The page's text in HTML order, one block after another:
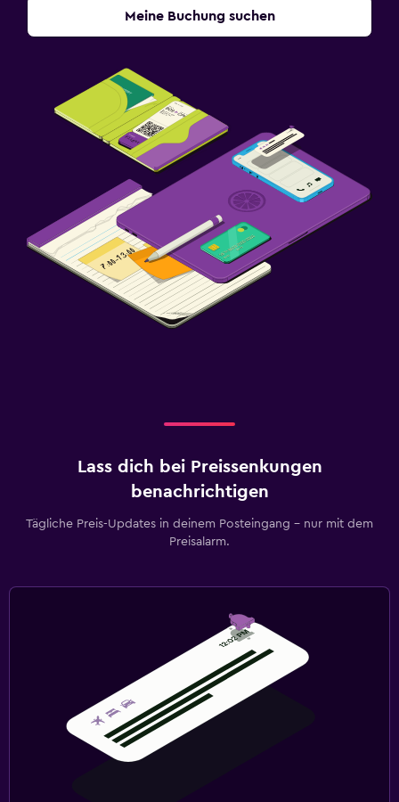
Meine Buchung suchen
Lass dich bei Preissenkungen
benachrichtigen
Tägliche Preis-Updates in deinem Posteingang – nur mit dem
Preisalarm.